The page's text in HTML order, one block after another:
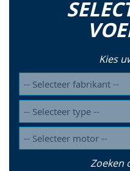
Kies
Zoeken